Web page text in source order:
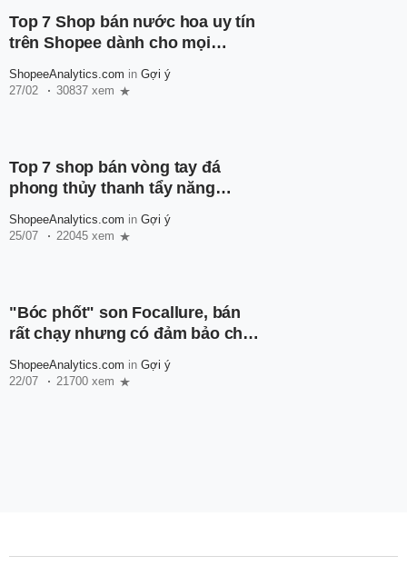
Top 7 Shop bán nước hoa uy tín
trên Shopee dành cho mọi
ShopeeAnalytics.com in Gợi ý
27/02
30837 xem
Top 7 shop bán vòng tay đá
phong thủy thanh tẩy năng
chủ nhân
ShopeeAnalytics.com in Gợi ý
25/07
22045 xem
"Bóc phốt" son Focallure, bán
rất chạy nhưng có đảm bảo chất
ShopeeAnalytics.com in Gợi ý
22/07
21700 xem